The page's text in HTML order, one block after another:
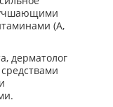
(А,
дерматолог